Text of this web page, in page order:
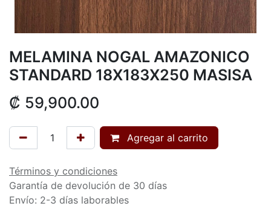
MELAMINA NOGAL AMAZONICO
STANDARD 18X183X250 MASISA
₡ 59,900.00
Agregar al carrito
Términos y condiciones
Garantía de devolución de 30 días
Envío: 2-3 días laborables